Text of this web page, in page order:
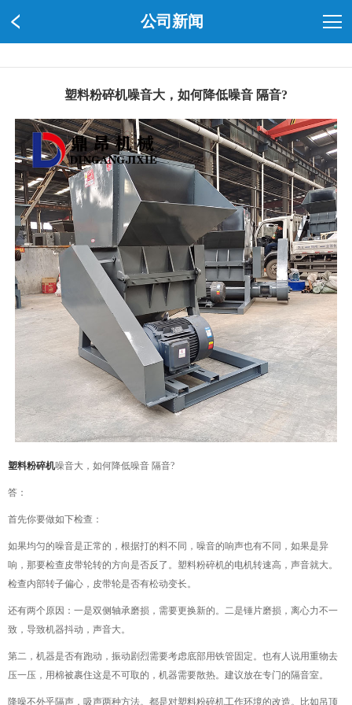
公司新闻
塑料粉碎机噪音大，如何降低噪音 隔音?
塑料粉碎机噪音大，如何降低噪音 隔音?
答：
首先你要做如下检查：
如果均匀的噪音是正常的，根据打的料不同，噪音的响声也有不同，如果是异
响，那要检查皮带轮转的方向是否反了。塑料粉碎机的电机转速高，声音就大。
检查内部转子偏心，皮带轮是否有松动变长。
还有两个原因：一是双侧轴承磨损，需要更换新的。二是锤片磨损，离心力不一
致，导致机器抖动，声音大。
第二，机器是否有跑动，振动剧烈需要考虑底部用铁管固定。也有人说用重物去
压一压，用棉被裹住这是不可取的，机器需要散热。建议放在专门的隔音室。
降噪不外乎隔声，吸声两种方法。都是对塑料粉碎机工作环境的改造。比如吊顶